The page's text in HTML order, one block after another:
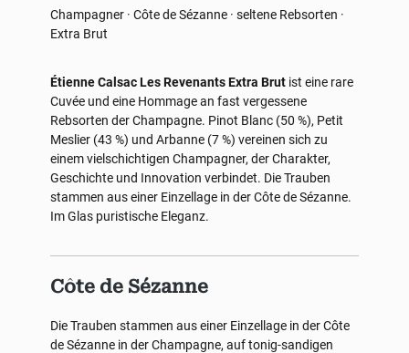
Champagner · Côte de Sézanne · seltene Rebsorten ·
Extra Brut
Étienne Calsac Les Revenants Extra Brut ist eine rare
Cuvée und eine Hommage an fast vergessene
Rebsorten der Champagne. Pinot Blanc (50 %), Petit
Meslier (43 %) und Arbanne (7 %) vereinen sich zu
einem vielschichtigen Champagner, der Charakter,
Geschichte und Innovation verbindet. Die Trauben
stammen aus einer Einzellage in der Côte de Sézanne.
Im Glas puristische Eleganz.
Côte de Sézanne
Die Trauben stammen aus einer Einzellage in der Côte
de Sézanne in der Champagne, auf tonig-sandigen